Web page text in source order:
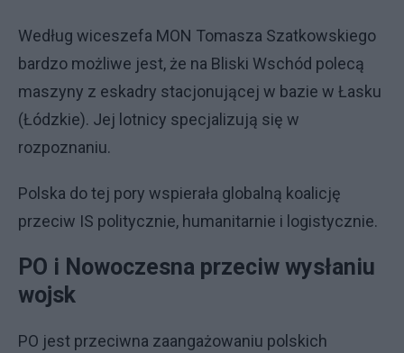
Według wiceszefa MON Tomasza Szatkowskiego
bardzo możliwe jest, że na Bliski Wschód polecą
maszyny z eskadry stacjonującej w bazie w Łasku
(Łódzkie). Jej lotnicy specjalizują się w
rozpoznaniu.
Polska do tej pory wspierała globalną koalicję
przeciw IS politycznie, humanitarnie i logistycznie.
PO i Nowoczesna przeciw wysłaniu
wojsk
PO jest przeciwna zaangażowaniu polskich